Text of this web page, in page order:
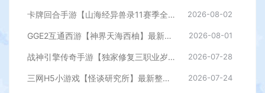
卡牌回合手游【山海经异兽录11赛季全人物代金券内购版】最新整理WIN系服务端+授权GM后台+管理后台+热更修改工具+安卓+详细搭建教程 2026-08-02
GGE2互通西游【神界天海西柚】最新整理Win系服务端+安卓苹果PC三端+内置GM工具+全套源码+详细搭建教程 2026-08-01
战神引擎传奇手游【独家修复三职业岁月无限刀-白猪3.0】最新整理Win系特色服务端+安卓苹果双端+GM授权后台+详细搭建教程 2026-07-28
三网H5小游戏【怪谈研究所】最新整理WIN系服务端+Linux手工服务端+详细搭建教程 2026-07-24